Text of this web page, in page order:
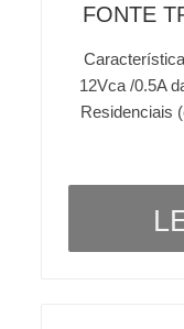
FONTE
12Vca /0.5A
Residenciais